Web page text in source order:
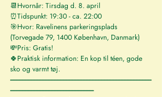
📆Hvornår: Tirsdag d. 8. april
⏰Tidspunkt: 19:30 - ca. 22:00
🎯Hvor: Ravelinens parkeringsplads
(Torvegade 79, 1400 København, Danmark)
💸Pris: Gratis!
🍀Praktisk information: En kop til téen, gode
sko og varmt tøj.
---------------------------------------------------------------------------------------------
-------------------------------------------------------